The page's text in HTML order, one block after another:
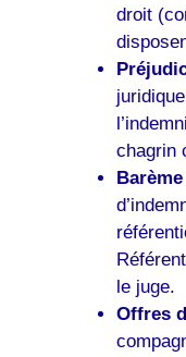
droit
chagrin
le juge.
Offres